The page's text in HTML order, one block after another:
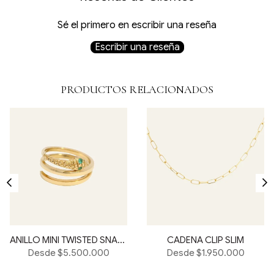
Sé el primero en escribir una reseña
Escribir una reseña
PRODUCTOS RELACIONADOS
ANILLO MINI TWISTED SNAKE
Desde $5.500.000
CADENA CLIP SLIM
Desde $1.950.000